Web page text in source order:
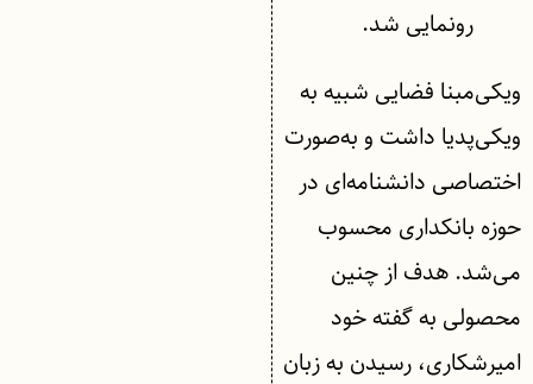
رونمایی شد.
ویکی‌مبنا فضایی شبیه به
ویکی‌پدیا داشت و به‌صورت
اختصاصی دانشنامه‌ای در
حوزه بانکداری محسوب
می‌شد. هدف از چنین
محصولی به گفته خود
امیرشکاری، رسیدن به زبان